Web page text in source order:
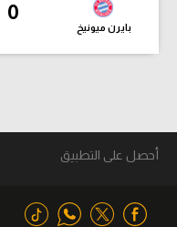
0
بايرن ميونيخ
أحصل على التطبيق